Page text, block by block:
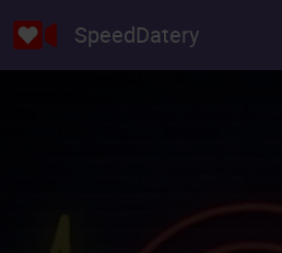
SpeedDatery